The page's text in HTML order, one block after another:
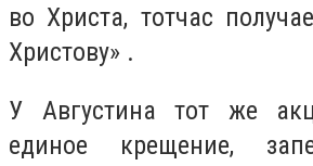
во Христа, тотчас
Христову» .
У Августина тот же
единое крещение,